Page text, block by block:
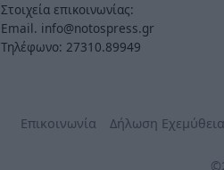
Στοιχεία επικοινωνίας:
Email. info@notospress.gr
Τηλέφωνο: 27310.89949
Επικοινωνία Δήλωση